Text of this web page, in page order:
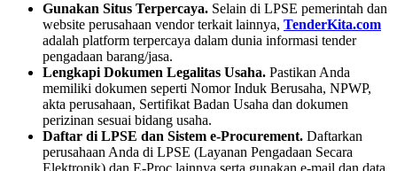
Gunakan Situs Terpercaya. Selain di LPSE pemerintah dan
website perusahaan vendor terkait lainnya, TenderKita.com
adalah platform terpercaya dalam dunia informasi tender
pengadaan barang/jasa.
Lengkapi Dokumen Legalitas Usaha. Pastikan Anda
memiliki dokumen seperti Nomor Induk Berusaha, NPWP,
akta perusahaan, Sertifikat Badan Usaha dan dokumen
perizinan sesuai bidang usaha.
Daftar di LPSE dan Sistem e-Procurement. Daftarkan
perusahaan Anda di LPSE (Layanan Pengadaan Secara